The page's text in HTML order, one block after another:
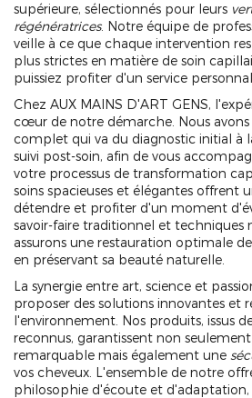
supérieure, sélectionnés pour leurs
régénératrices. Notre équipe de
veille à ce que chaque intervention
plus strictes en matière de soin
puissiez profiter d'un service
Chez AUX MAINS D'ART GENS,
cœur de notre démarche. Nous
complet qui va du diagnostic initial à
suivi post-soin, afin de vous
votre processus de transformation
soins spacieuses et élégantes offrent
détendre et profiter d'un moment
savoir-faire traditionnel et techniques
assurons une restauration optimale
en préservant sa beauté naturelle.
La synergie entre art, science et
proposer des solutions innovantes et
l'environnement. Nos produits, issus
reconnus, garantissent non
remarquable mais également une
vos cheveux. L'ensemble de notre
philosophie d'écoute et